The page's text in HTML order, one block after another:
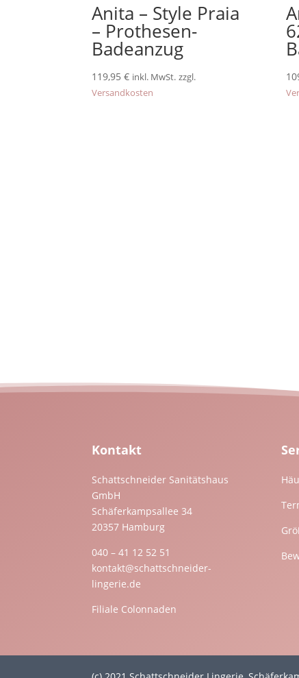
Anita – Style Praia
– Prothesen-
Badeanzug
119,95€ inkl. MwSt. zzgl.
Versandkosten
Kontakt
Schattschneider Sanitätshaus
GmbH
Schäferkampsallee 34
20357 Hamburg
040 – 41 12 52 51
kontakt@schattschneider-
lingerie.de
Filiale Colonnaden